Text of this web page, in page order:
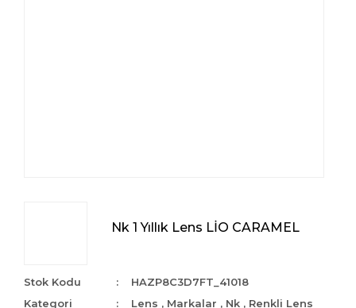
Nk 1 Yıllık Lens LİO CARAMEL
Stok Kodu
HAZP8C3D7FT_41018
Kategori
Lens , Markalar , Nk , Renkli Lens